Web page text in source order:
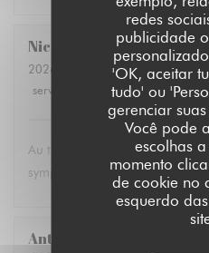
redes
publicidade
'OK, aceitar
tudo' ou
gerenciar
Você pode
escolhas
momento
de cookie no
esquerdo
Nicolas
2026-06-13
- 20:00 - guests 4
service
ambience : 5/5 menu
Au top, comme toujours les
sympathie du personnel Merci
Anthony